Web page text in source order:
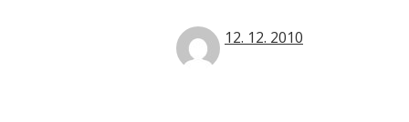
12. 12. 2010